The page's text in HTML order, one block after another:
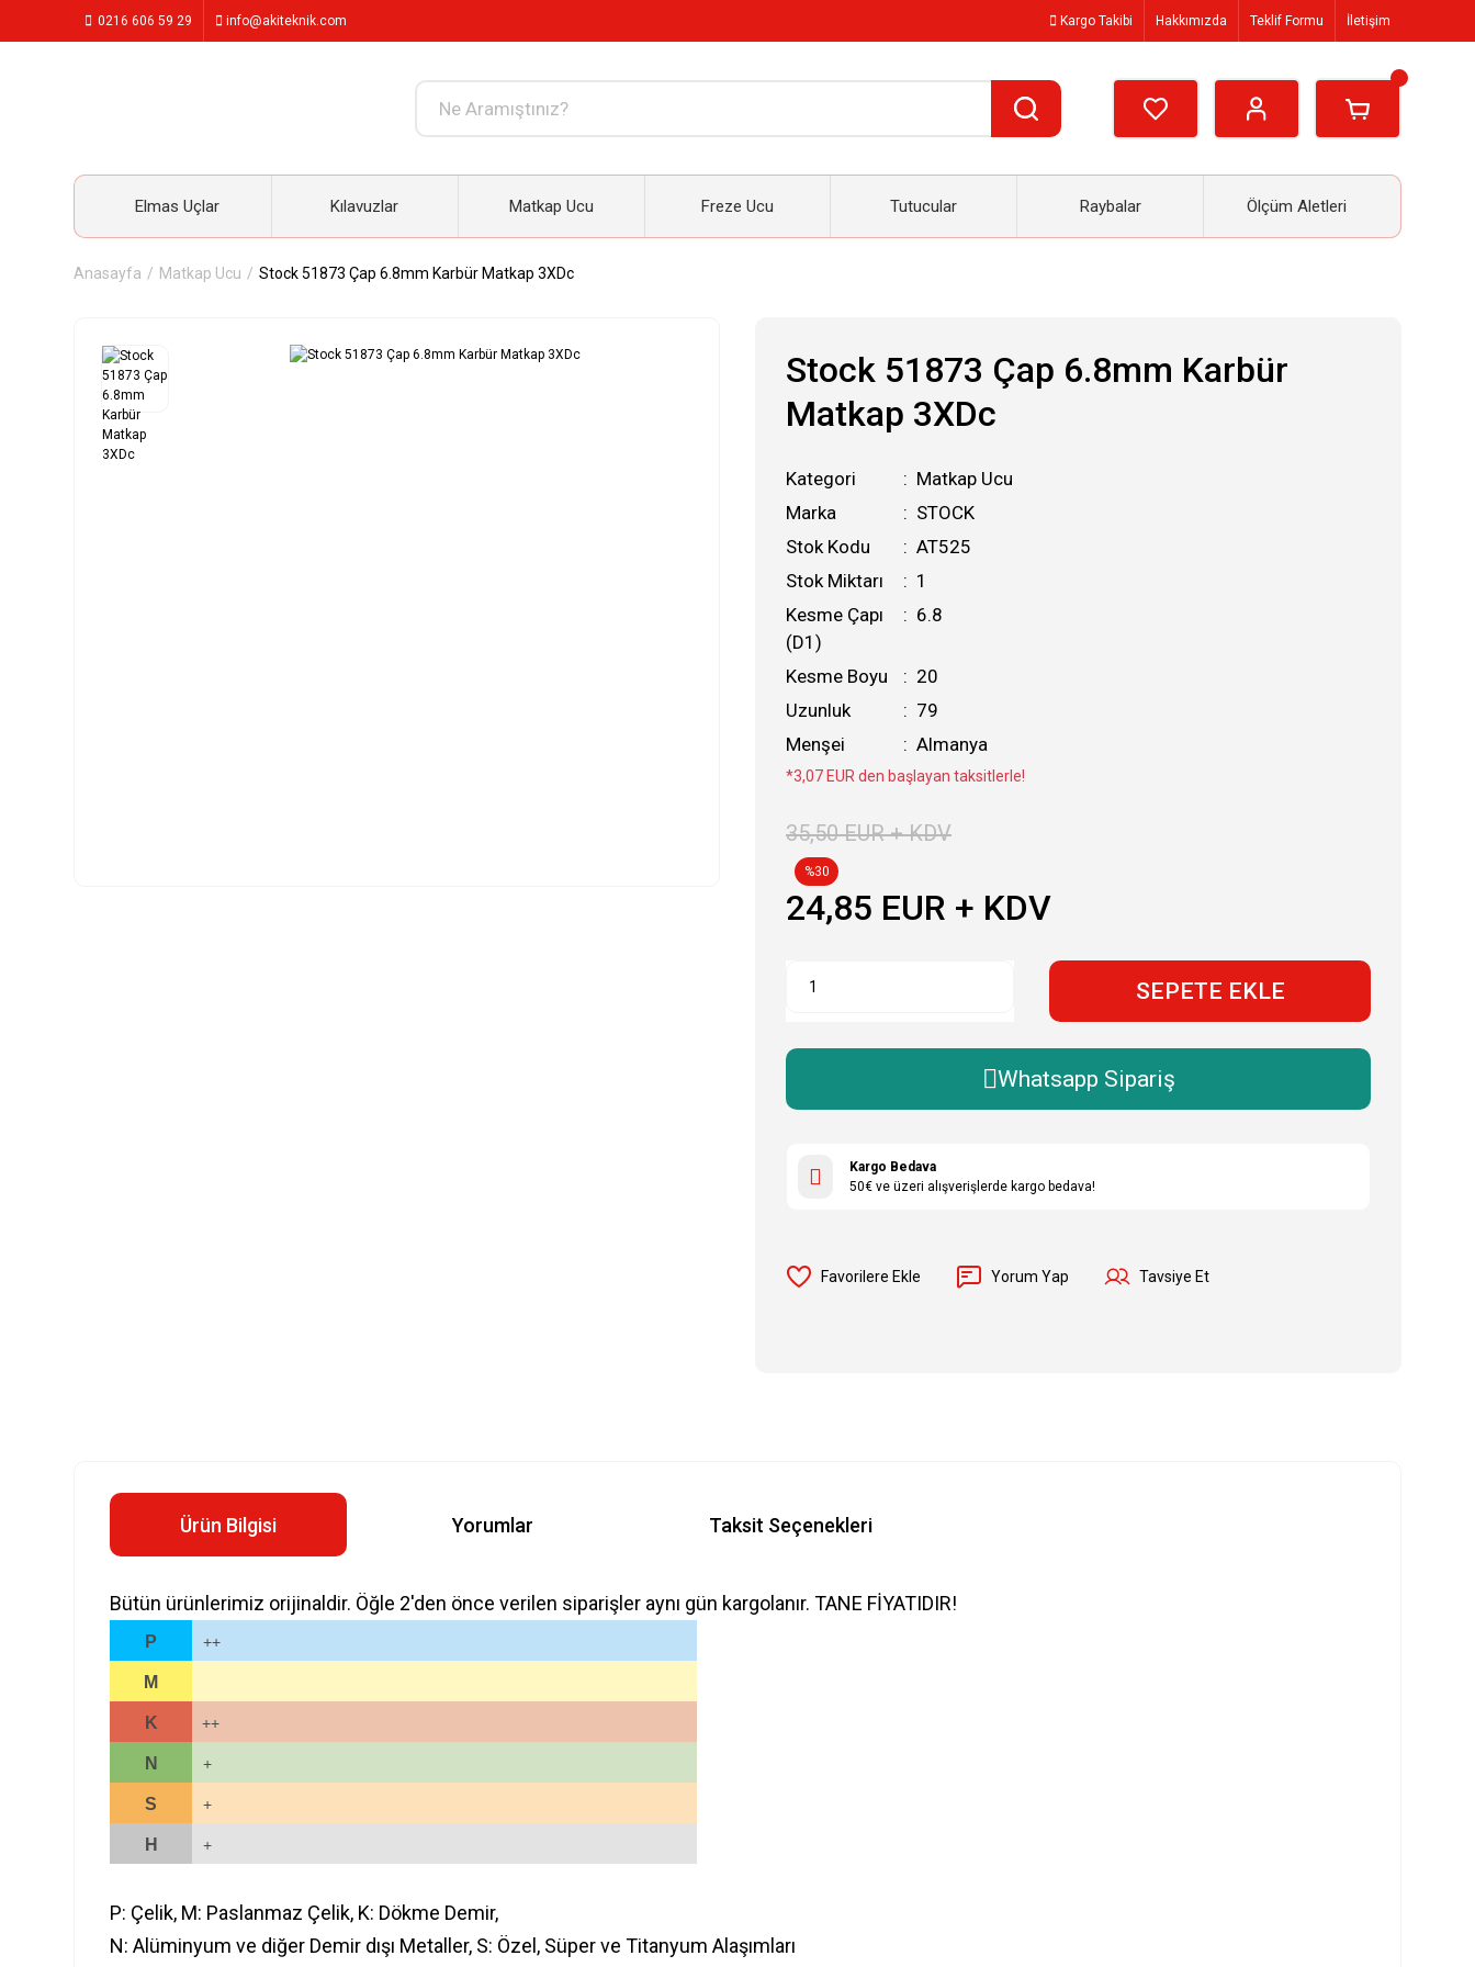
0216 606 59 29 info@akiteknik.com Kargo Takibi Hakkımızda Teklif Formu İletişim
Elmas Uçlar Kılavuzlar Matkap Ucu Freze Ucu Tutucular Raybalar Ölçüm Aletleri
Anasayfa Matkap Ucu Stock 51873 Çap 6.8mm Karbür Matkap 3XDc
Stock 51873 Çap 6.8mm Karbür
Matkap 3XDc
Kategori
Matkap Ucu
Marka
STOCK
Stok Kodu
AT525
Stok Miktarı
1
Kesme Çapı
(D1)
6.8
Kesme Boyu
20
Uzunluk
79
Menşei
Almanya
*3,07 EUR den başlayan taksitlerle!
35,50 EUR + KDV
%30
24,85 EUR + KDV
SEPETE EKLE
Whatsapp Sipariş
Kargo Bedava
50€ ve üzeri alışverişlerde kargo bedava!
Yorum Yap Tavsiye Et
Ürün Bilgisi Yorumlar Taksit Seçenekleri
Bütün ürünlerimiz orijinaldir. Öğle 2'den önce verilen siparişler aynı gün kargolanır. TANE FİYATIDIR!
P ++
M
K ++
N +
S +
H +
P: Çelik, M: Paslanmaz Çelik, K: Dökme Demir,
N: Alüminyum ve diğer Demir dışı Metaller, S: Özel, Süper ve Titanyum Alaşımları